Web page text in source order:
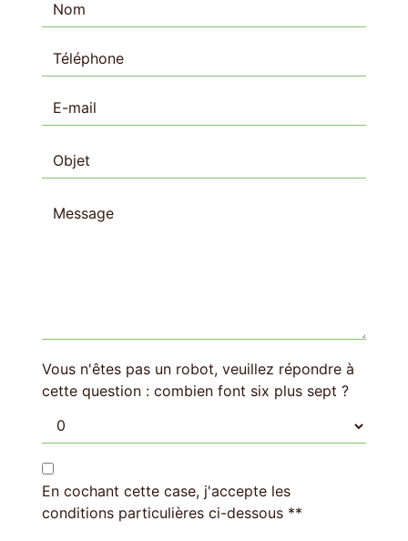
Vous n'êtes pas un robot, veuillez répondre à
cette question : combien font six plus sept ?
En cochant cette case, j'accepte les
conditions particulières ci-dessous **